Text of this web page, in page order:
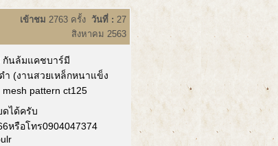
เข้าชม 2763 ครั้ง วันที่ : 27
สิงหาคม 2563
กันล้มแคชบาร์มี
ำ (งานสวยเหล็กหนาแข็ง
pattern ct125
ดได้ครับ
หรือโทร0904047374